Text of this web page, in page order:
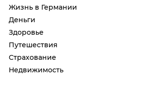
Жизнь в Германии
Деньги
Здоровье
Путешествия
Страхование
Недвижимость